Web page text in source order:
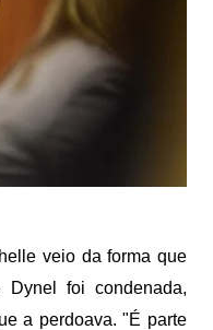
veio da forma que
Dynel foi condenada,
a perdoava. "É parte